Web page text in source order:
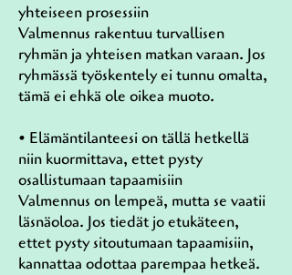
yhteiseen prosessiin
Valmennus rakentuu turvallisen
ryhmän ja yhteisen matkan varaan. Jos
ryhmässä työskentely ei tunnu omalta,
tämä ei ehkä ole oikea muoto.
• Elämäntilanteesi on tällä hetkellä
niin kuormittava, ettet pysty
osallistumaan tapaamisiin
Valmennus on lempeä, mutta se vaatii
läsnäoloa. Jos tiedät jo etukäteen,
ettet pysty sitoutumaan tapaamisiin,
kannattaa odottaa parempaa hetkeä.